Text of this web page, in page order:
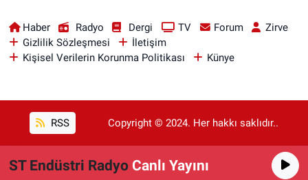
Haber Radyo Dergi TV Forum
Zirve
Gizlilik Sözleşmesi
İletişim
Kişisel Verilerin Korunma Politikası
Künye
RSS Copyright © 2024. Her hakkı saklıdır..
Haber Yazılımı: TE Bilişim
ST Endüstri Radyo Canlı Yayını